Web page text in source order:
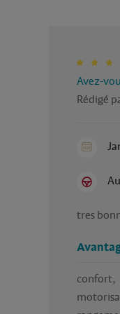
Avez-
Rédigé
tres
confort,